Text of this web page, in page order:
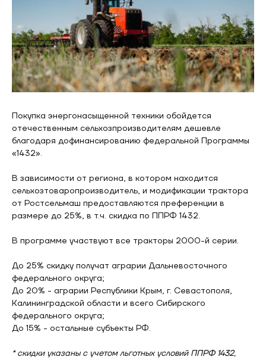
Покупка энергонасыщенной техники обойдется
отечественным сельхозпроизводителям дешевле
благодаря дофинансированию федеральной Программы
«1432».
В зависимости от региона, в котором находится
сельхозтоваропроизводитель, и модификации трактора
от Ростсельмаш предоставляются преференции в
размере до 25%, в т.ч. скидка по ППРФ 1432.
В программе участвуют все тракторы 2000-й серии.
До 25% скидку получат аграрии Дальневосточного
федерального округа;
До 20% - аграрии Республики Крым, г. Севастополя,
Калининградской области и всего Сибирского
федерального округа;
До 15% - остальные субъекты РФ.
* скидки указаны с учетом льготных условий ППРФ 1432,